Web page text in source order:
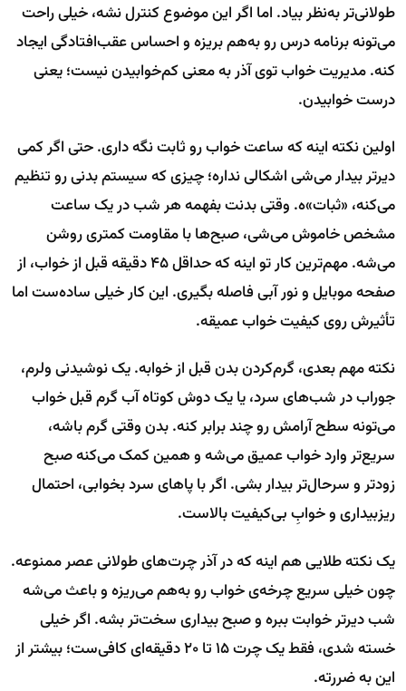
طولانی‌تر به‌نظر بیاد. اما اگر این موضوع کنترل نشه، خیلی راحت
می‌تونه برنامه‌ درس رو به‌هم بریزه و احساس عقب‌افتادگی ایجاد
کنه. مدیریت خواب توی آذر به معنی کم‌خوابیدن نیست؛ یعنی
درست خوابیدن.
اولین نکته اینه که ساعت خواب رو ثابت نگه داری. حتی اگر کمی
دیرتر بیدار می‌شی اشکالی نداره؛ چیزی که سیستم بدنی رو تنظیم
می‌کنه، «ثبات»ه. وقتی بدنت بفهمه هر شب در یک ساعت
مشخص خاموش می‌شی، صبح‌ها با مقاومت کمتری روشن
می‌شه. مهم‌ترین کار تو اینه که حداقل ۴۵ دقیقه قبل از خواب، از
صفحه موبایل و نور آبی فاصله بگیری. این کار خیلی ساده‌ست اما
تأثیرش روی کیفیت خواب عمیقه.
نکته مهم بعدی، گرم‌کردن بدن قبل از خوابه. یک نوشیدنی ولرم،
جوراب در شب‌های سرد، یا یک دوش کوتاه آب گرم قبل خواب
می‌تونه سطح آرامش رو چند برابر کنه. بدن وقتی گرم باشه،
سریع‌تر وارد خواب عمیق می‌شه و همین کمک می‌کنه صبح
زودتر و سرحال‌تر بیدار بشی. اگر با پاهای سرد بخوابی، احتمال
ریزبیداری و خوابِ بی‌کیفیت بالاست.
یک نکته طلایی هم اینه که در آذر چرت‌های طولانی عصر ممنوعه.
چون خیلی سریع چرخه‌ی خواب رو به‌هم می‌ریزه و باعث می‌شه
شب دیرتر خوابت ببره و صبح بیداری سخت‌تر بشه. اگر خیلی
خسته شدی، فقط یک چرت ۱۵ تا ۲۰ دقیقه‌ای کافی‌ست؛ بیشتر از
این به ضررته.